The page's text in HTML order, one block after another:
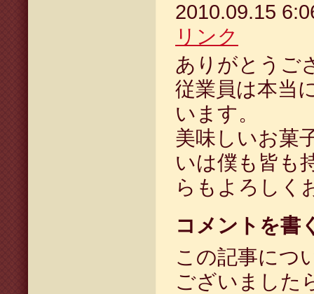
2010.09.15
リンク
ありがとうご
従業員は本当
います。
美味しいお菓
いは僕も皆も
らもよろしく
コメントを書
この記事につ
ございました